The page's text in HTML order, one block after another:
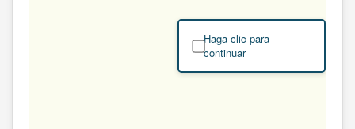
Haga clic para
continuar